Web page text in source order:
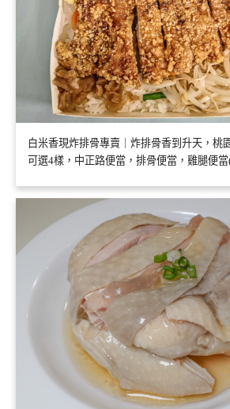
白米香現炸排骨專賣｜炸排骨香到升天，桃
可選4樣，中正路便當，排骨便當，雞腿便